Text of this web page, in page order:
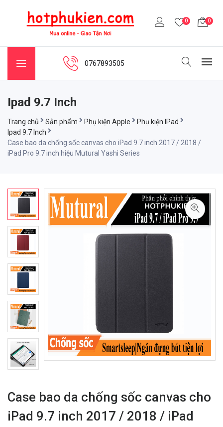
0 0
0767893505
Ipad 9.7 Inch
Trang chủ Sản phẩm Phụ kiện Apple
Phụ kiện IPad
Ipad 9.7 Inch
Case bao da chống sốc canvas cho iPad 9.7 inch 2017 / 2018 /
iPad Pro 9.7 inch hiệu Mutural Yashi Series
Case bao da chống sốc canvas cho
iPad 9.7 inch 2017 / 2018 / iPad